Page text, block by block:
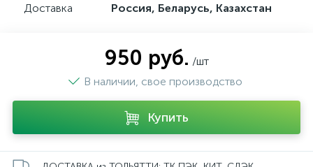
Доставка Россия, Беларусь, Казахстан
950 руб. /шт
В наличии, свое производство
Купить